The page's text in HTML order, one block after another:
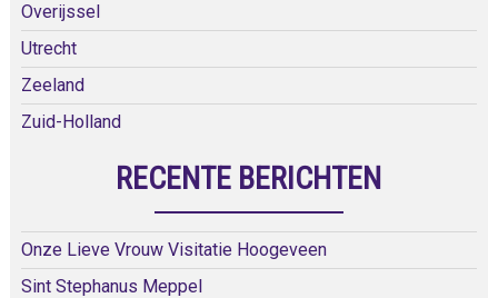
Overijssel
Utrecht
Zeeland
Zuid-Holland
RECENTE BERICHTEN
Onze Lieve Vrouw Visitatie Hoogeveen
Sint Stephanus Meppel